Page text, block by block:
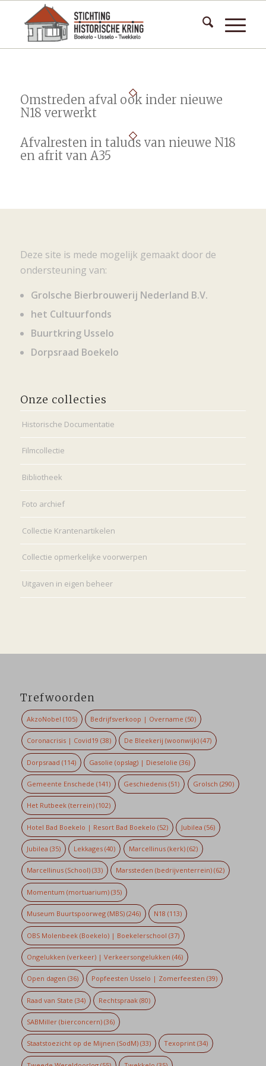
Omstreden afval ook inder nieuwe
N18 verwerkt
Afvalresten in taluds van nieuwe N18
en afrit van A35
Deze site is mede mogelijk gemaakt door de
ondersteuning van:
Grolsche Bierbrouwerij Nederland B.V.
het Cultuurfonds
Buurtkring Usselo
Dorpsraad Boekelo
Onze collecties
Historische Documentatie
Filmcollectie
Bibliotheek
Foto archief
Collectie Krantenartikelen
Collectie opmerkelijke voorwerpen
Uitgaven in eigen beheer
Trefwoorden
AkzoNobel (105) Bedrijfsverkoop | Overname (50)
Coronacrisis | Covid19 (38) De Bleekerij (woonwijk) (47)
Dorpsraad (114) Gasolie (opslag) | Dieselolie (36)
Gemeente Enschede (141) Geschiedenis (51) Grolsch (290)
Het Rutbeek (terrein)(102)
Hotel Bad Boekelo | Resort Bad Boekelo (52) Jubilea (56)
Jubilea (35) Lekkages (40) Marcellinus (kerk)(62)
Marcellinus (School)(33) Marssteden (bedrijventerrein) (62)
Momentum (mortuarium)(35)
Museum Buurtspoorweg (MBS)(246) N18 (113)
OBS Molenbeek (Boekelo) | Boekelerschool (37)
Ongelukken (verkeer) | Verkeersongelukken (46)
Open dagen (36) Popfeesten Usselo | Zomerfeesten (39)
Raad van State (34) Rechtspraak (80)
SABMiller (bierconcern)(36)
Staatstoezicht op de Mijnen (SodM)(33) Texoprint (34)